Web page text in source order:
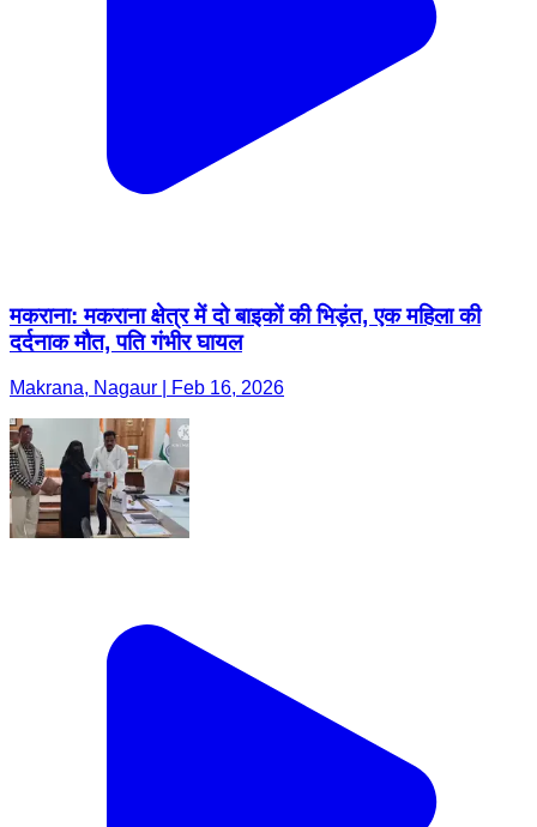
मकराना: मकराना क्षेत्र में दो बाइकों की भिड़ंत, एक महिला की
दर्दनाक मौत, पति गंभीर घायल
Makrana, Nagaur | Feb 16, 2026